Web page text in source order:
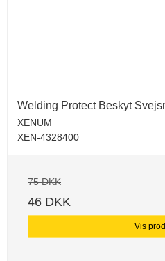
Welding Protect Beskyt
XENUM
XEN-4328400
75 DKK
46 DKK
Vis